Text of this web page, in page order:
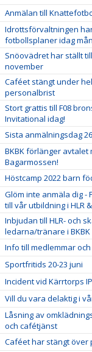
Anmälan till
Idrottsförvaltningen
fotbollsplaner idag
Snöovädret har ställt
november
Caféet stängt under
personalbrist
Stort grattis till F08
Invitational idag!
Sista anmälningsdag
BKBK förlänger avtalet
Bagarmossen!
Höstcamp 2022 barn
Glöm inte anmäla dig
till vår utbildning i HLR
Inbjudan till HLR- och
ledarna/tränare i BKBK
Info till medlemmar
Sportfritids 20-23 juni
Incident vid Kärrtorps IP
Vill du vara delaktig i
Låsning av
och cafétjänst
Caféet har stängt över